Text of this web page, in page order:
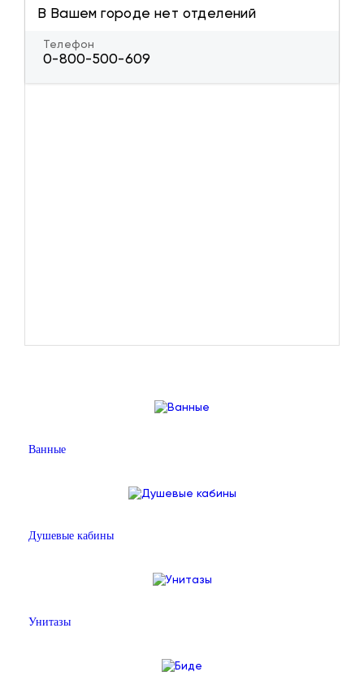
В Вашем городе нет отделений
Телефон
0-800-500-609
Ванные
Душевые кабины
Унитазы